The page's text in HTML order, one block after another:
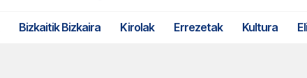
Bizkaitik Bizkaira Kirolak Errezetak Kultura